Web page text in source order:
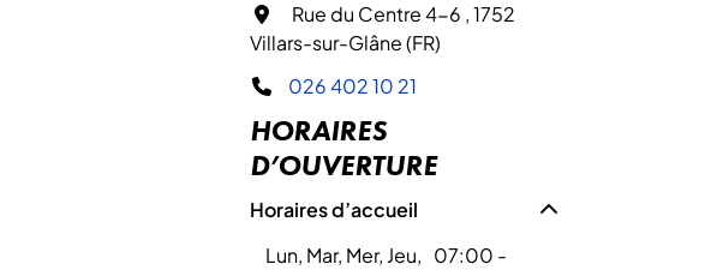
Rue du Centre 4-6 , 1752
Villars-sur-Glâne (FR)
026 402 10 21
HORAIRES
D’OUVERTURE
Horaires d’accueil
Lun, Mar, Mer, Jeu, 07:00 -